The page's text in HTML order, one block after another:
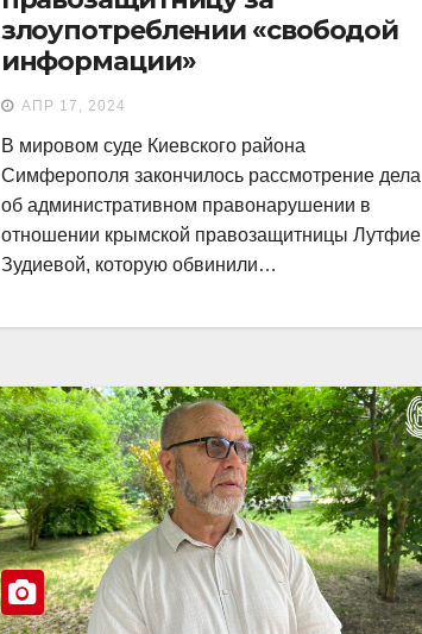
злоупотреблении «свободой
информации»
АПР 17, 2024
В мировом суде Киевского района
Симферополя закончилось рассмотрение дела
об административном правонарушении в
отношении крымской правозащитницы Лутфие
Зудиевой, которую обвинили…